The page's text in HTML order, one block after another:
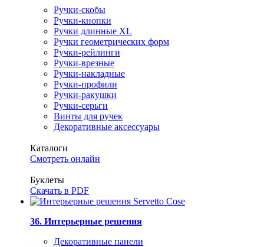
Ручки-скобы
Ручки-кнопки
Ручки длинные XL
Ручки геометрических форм
Ручки-рейлинги
Ручки-врезные
Ручки-накладные
Ручки-профили
Ручки-ракушки
Ручки-серьги
Винты для ручек
Декоративные аксессуары
Каталоги
Смотреть онлайн
Буклеты
Скачать в PDF
36. Интерьерные решения
Декоративные панели